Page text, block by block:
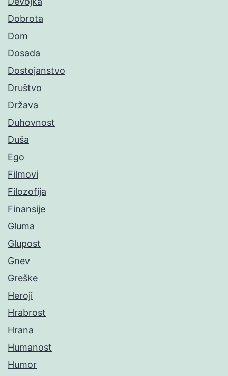
Dobrota
Dom
Dosada
Dostojanstvo
Društvo
Država
Duhovnost
Duša
Ego
Filmovi
Filozofija
Finansije
Gluma
Glupost
Gnev
Greške
Heroji
Hrabrost
Hrana
Humanost
Humor